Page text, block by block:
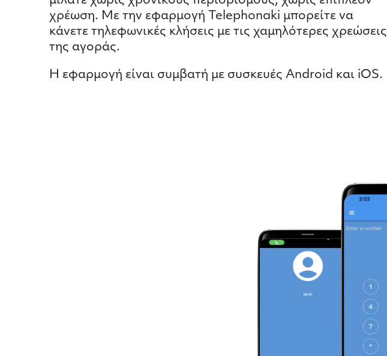
χρέωση. Με την εφαρμογή Telephonaki μπορείτε να
κάνετε τηλεφωνικές κλήσεις με τις χαμηλότερες χρεώσεις
της αγοράς.
Η εφαρμογή είναι συμβατή με συσκευές Android και iOS.